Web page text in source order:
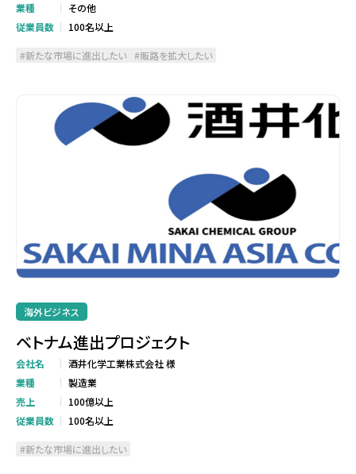
業種
その他
従業員数
100名以上
新たな市場に進出したい 販路を拡大したい
海外ビジネス
ベトナム進出プロジェクト
会社名
酒井化学工業株式会社 様
業種
製造業
売上
100億以上
従業員数
100名以上
新たな市場に進出したい